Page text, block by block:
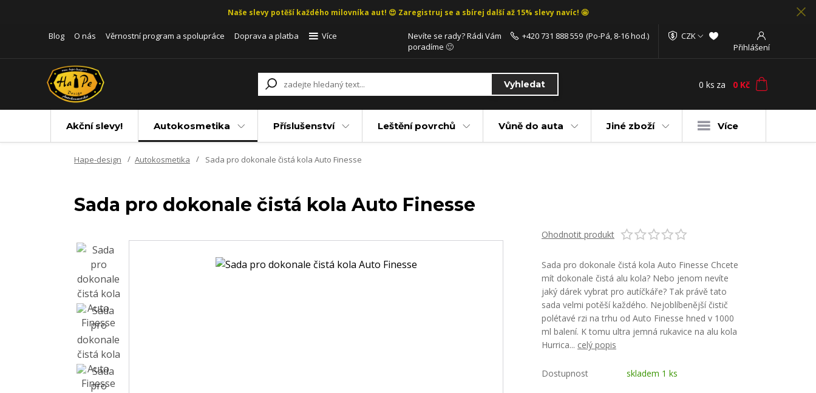
Naše slevy potěší každého milovníka aut! 😍 Zaregistruj se a sbírej další až 15% slevy navíc! 🤩
Blog O nás Věrnostní program a spolupráce Doprava a platba Více
CZK
Přihlášení
Vyhledat
Nevíte se rady? Rádi Vám
poradíme 🙂
+420 731 888 559 (Po-Pá, 8-16 hod.)
0 ks za 0 Kč
Akční slevy! Autokosmetika Příslušenství Leštění povrchů Vůně do auta Jiné zboží Více
Hape-design Autokosmetika Sada pro dokonale čistá kola Auto Finesse
Sada pro dokonale čistá kola Auto Finesse
Ohodnotit produkt
Sada pro dokonale čistá kola Auto Finesse Chcete
mít dokonale čistá alu kola? Nebo jenom nevíte
jaký dárek vybrat pro autíčkáře? Tak právě tato
sada velmi potěší každého. Nejoblíbenější čistič
polétavé rzi na trhu od Auto Finesse hned v 1000
ml balení. K tomu ultra jemná rukavice na alu kola
Hurrica... celý popis
Dostupnost skladem 1 ks